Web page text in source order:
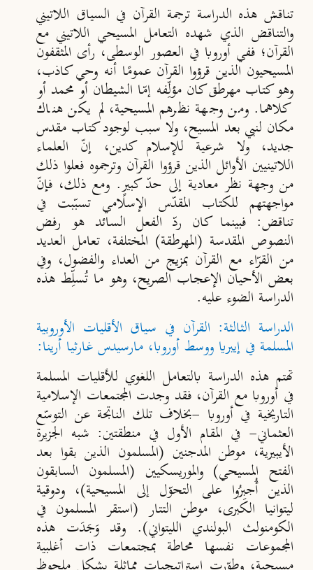
تناقش هذه الدراسة ترجمة القرآن في السياق اللاتيني
والتناقض الذي شهده التعامل المسيحي اللاتيني مع
القرآن؛ ففي أوروبا في العصور الوسطى، رأى المثقفون
المسيحيون الذين قرؤوا القرآن عمومًا أنه وحي كاذب،
وهو كتاب مهرطق كان مؤلِّفه إمّا الشيطان أو محمد أو
كلاهما. ومن وجهة نظرهم المسيحية، لم يكن هناك
مكان لنبي بعد المسيح، ولا سبب لوجود كتاب مقدس
جديد، ولا شرعية للإسلام كدين، إنّ العلماء
اللاتينيين الأوائل الذين قرؤوا القرآن وترجموه فعلوا ذلك
من وجهة نظر معادية إلى حدّ كبيرٍ. ومع ذلك، فإنّ
مواجهتهم للكتاب المقدّس الإسلامي تسبّبت في
تناقض: فبينما كان ردّ الفعل السائد هو رفض
النصوص المقدسة (المهرطقة) المختلفة، تعامل العديد
من القرّاء مع القرآن بمزيج من العداء والفضول، وفي
بعض الأحيان الإعجاب الصريح، وهو ما تُسلِّط هذه
الدراسة الضوء عليه.
الدراسة الثالثة: القرآن في سياق الأقليات الأوروبية
المسلمة في إيبريا ووسط أوروبا، مارسيدس غارثيا أرينا:
تهتم هذه الدراسة بالتعامل اللغوي للأقليات المسلمة
في أوروبا مع القرآن، فقد وجدت المجتمعات الإسلامية
التاريخية في أوروبا -بخلاف تلك الناتجة عن التوسّع
العثماني- في المقام الأول في منطقتين: شبه الجزيرة
الأيبيرية، موطن المدجنين (المسلمون الذين بقوا بعد
الفتح المسيحي) والموريسكيين (المسلمون السابقون
الذين أُجبِرُوا على التحوّل إلى المسيحية)، ودوقية
ليتوانيا الكبرى، موطن التتار (استقر المسلمون في
الكومنولث البولندي الليتواني). وقد وَجَدَت هذه
المجموعات نفسها محاطة بمجتمعات ذات أغلبية